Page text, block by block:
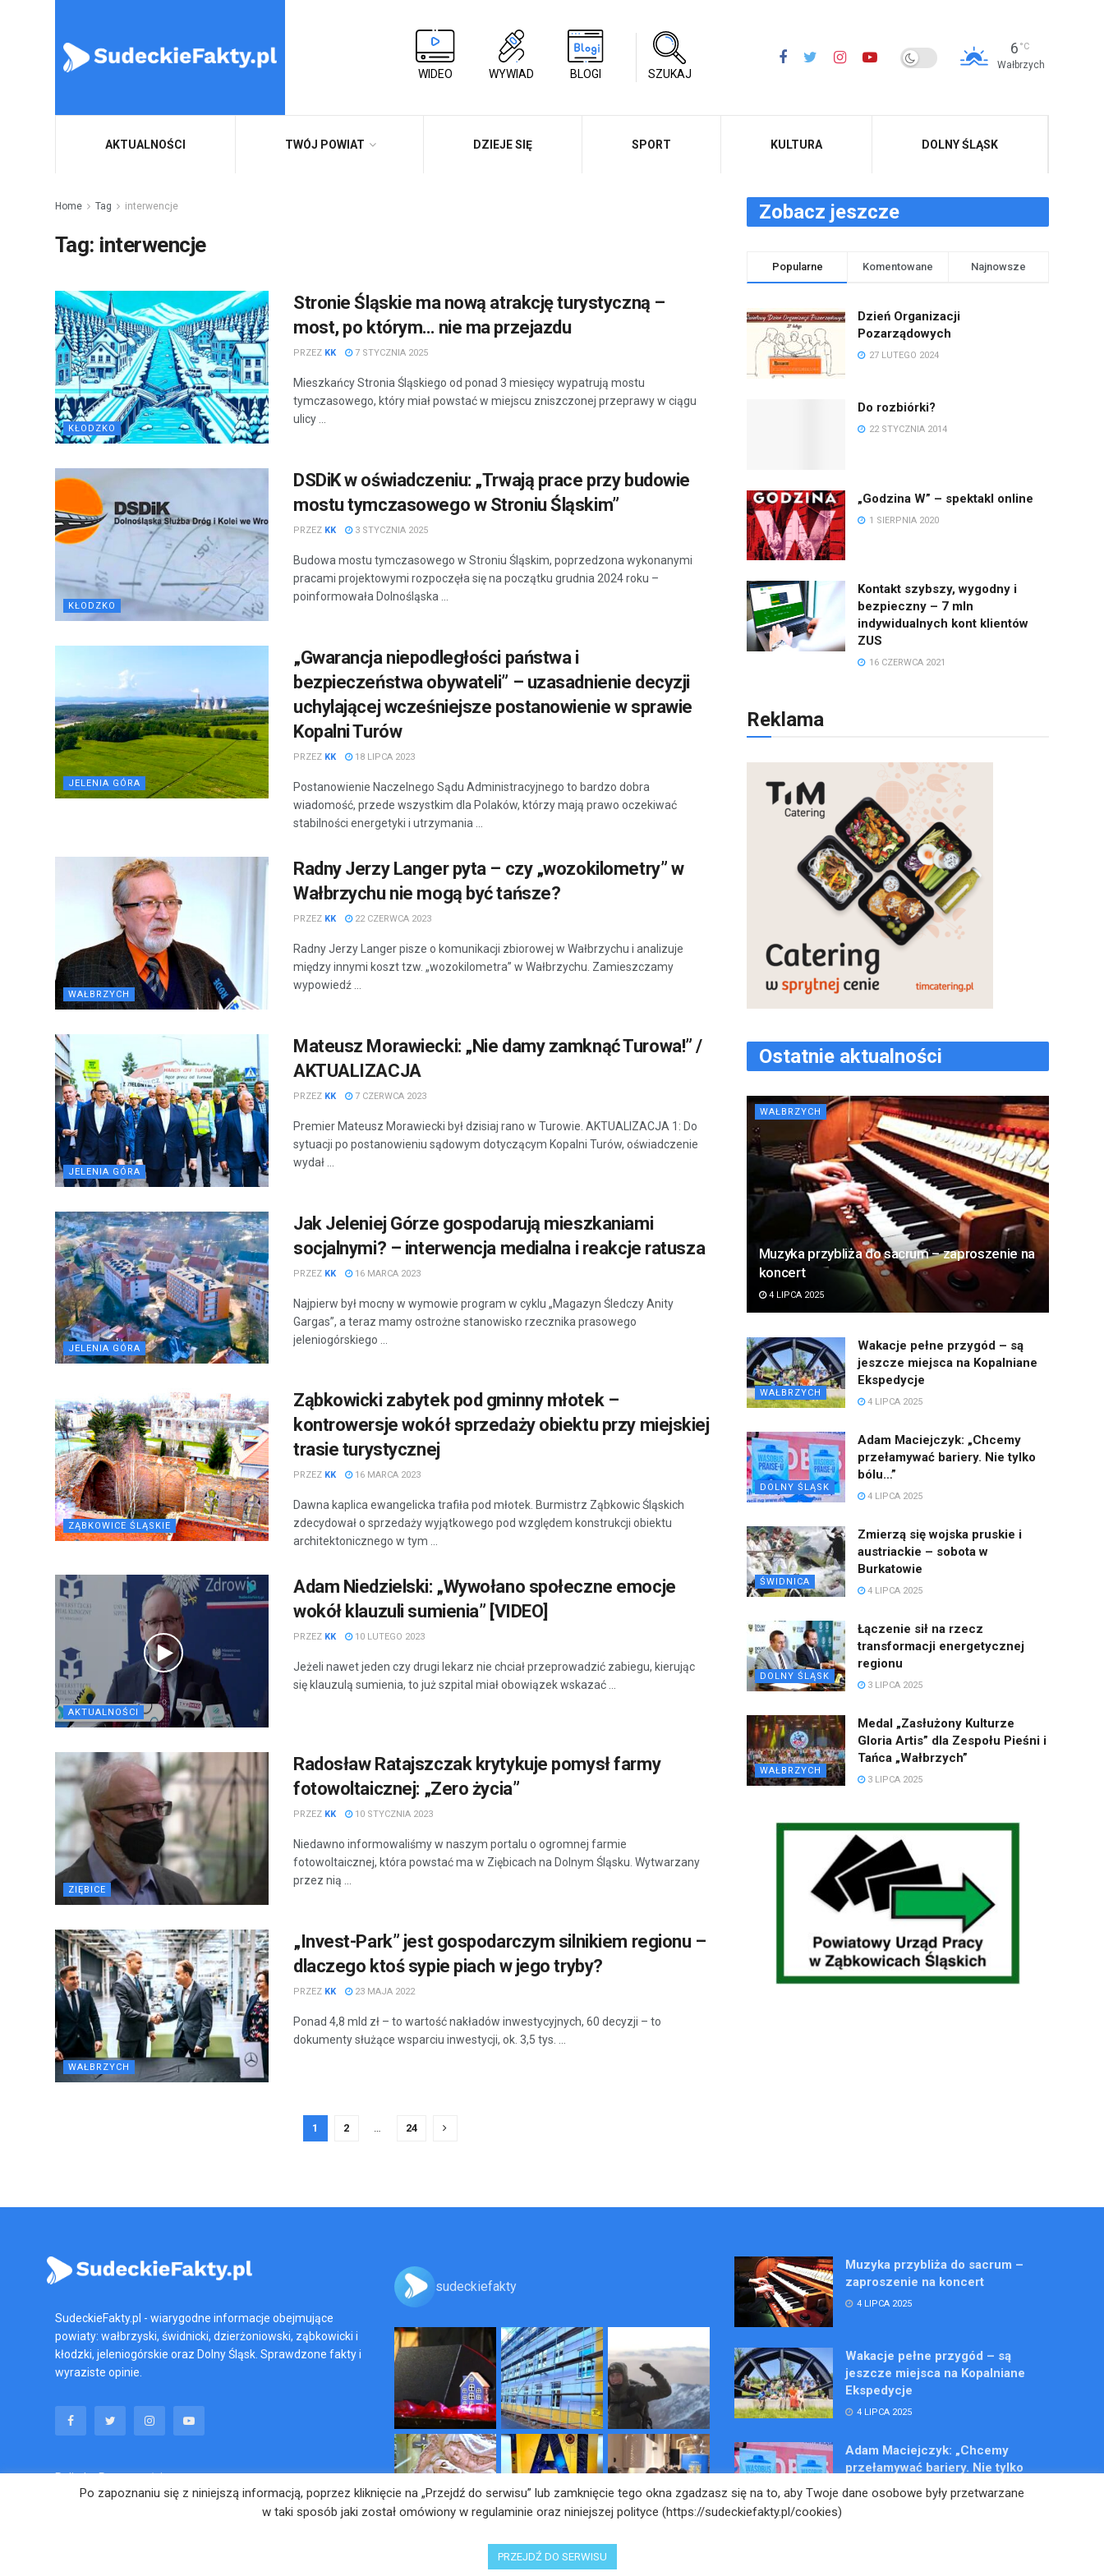
WIDEO WYWIAD BLOGI SZUKAJ
6 °C
Wałbrzych
AKTUALNOŚCI TWÓJ POWIAT DZIEJE SIĘ SPORT KULTURA DOLNY ŚLĄSK
Home Tag interwencje
Tag: interwencje
KŁODZKO
Stronie Śląskie ma nową atrakcję turystyczną –
most, po którym… nie ma przejazdu
PRZEZ KK 7 STYCZNIA 2025
Mieszkańcy Stronia Śląskiego od ponad 3 miesięcy wypatrują mostu
tymczasowego, który miał powstać w miejscu zniszczonej przeprawy w ciągu
ulicy ...
KŁODZKO
DSDiK w oświadczeniu: „Trwają prace przy budowie
mostu tymczasowego w Stroniu Śląskim”
PRZEZ KK 3 STYCZNIA 2025
Budowa mostu tymczasowego w Stroniu Śląskim, poprzedzona wykonanymi
pracami projektowymi rozpoczęła się na początku grudnia 2024 roku –
poinformowała Dolnośląska ...
JELENIA GÓRA
„Gwarancja niepodległości państwa i
bezpieczeństwa obywateli” – uzasadnienie decyzji
uchylającej wcześniejsze postanowienie w sprawie
Kopalni Turów
PRZEZ KK 18 LIPCA 2023
Postanowienie Naczelnego Sądu Administracyjnego to bardzo dobra
wiadomość, przede wszystkim dla Polaków, którzy mają prawo oczekiwać
stabilności energetyki i utrzymania ...
WAŁBRZYCH
Radny Jerzy Langer pyta – czy „wozokilometry” w
Wałbrzychu nie mogą być tańsze?
PRZEZ KK 22 CZERWCA 2023
Radny Jerzy Langer pisze o komunikacji zbiorowej w Wałbrzychu i analizuje
między innymi koszt tzw. „wozokilometra” w Wałbrzychu. Zamieszczamy
wypowiedź ...
JELENIA GÓRA
Mateusz Morawiecki: „Nie damy zamknąć Turowa!” /
AKTUALIZACJA
PRZEZ KK 7 CZERWCA 2023
Premier Mateusz Morawiecki był dzisiaj rano w Turowie. AKTUALIZACJA 1: Do
sytuacji po postanowieniu sądowym dotyczącym Kopalni Turów, oświadczenie
wydał ...
JELENIA GÓRA
Jak Jeleniej Górze gospodarują mieszkaniami
socjalnymi? – interwencja medialna i reakcje ratusza
PRZEZ KK 16 MARCA 2023
Najpierw był mocny w wymowie program w cyklu „Magazyn Śledczy Anity
Gargas”, a teraz mamy ostrożne stanowisko rzecznika prasowego
jeleniogórskiego ...
ZĄBKOWICE ŚLĄSKIE
Ząbkowicki zabytek pod gminny młotek –
kontrowersje wokół sprzedaży obiektu przy miejskiej
trasie turystycznej
PRZEZ KK 16 MARCA 2023
Dawna kaplica ewangelicka trafiła pod młotek. Burmistrz Ząbkowic Śląskich
zdecydował o sprzedaży wyjątkowego pod względem konstrukcji obiektu
architektonicznego w tym ...
AKTUALNOŚCI
Adam Niedzielski: „Wywołano społeczne emocje
wokół klauzuli sumienia” [VIDEO]
PRZEZ KK 10 LUTEGO 2023
Jeżeli nawet jeden czy drugi lekarz nie chciał przeprowadzić zabiegu, kierując
się klauzulą sumienia, to już szpital miał obowiązek wskazać ...
ZIĘBICE
Radosław Ratajszczak krytykuje pomysł farmy
fotowoltaicznej: „Zero życia”
PRZEZ KK 10 STYCZNIA 2023
Niedawno informowaliśmy w naszym portalu o ogromnej farmie
fotowoltaicznej, która powstać ma w Ziębicach na Dolnym Śląsku. Wytwarzany
przez nią ...
WAŁBRZYCH
„Invest-Park” jest gospodarczym silnikiem regionu –
dlaczego ktoś sypie piach w jego tryby?
PRZEZ KK 23 MAJA 2022
Ponad 4,8 mld zł – to wartość nakładów inwestycyjnych, 60 decyzji – to
dokumenty służące wsparciu inwestycji, ok. 3,5 tys. ...
1 2 … 24
Zobacz jeszcze
Popularne Komentowane Najnowsze
Dzień Organizacji
Pozarządowych
27 LUTEGO 2024
Do rozbiórki?
22 STYCZNIA 2014
„Godzina W” – spektakl online
1 SIERPNIA 2020
Kontakt szybszy, wygodny i
bezpieczny – 7 mln
indywidualnych kont klientów
ZUS
16 CZERWCA 2021
Reklama
Ostatnie aktualności
WAŁBRZYCH
Muzyka przybliża do sacrum – zaproszenie na
koncert
4 LIPCA 2025
WAŁBRZYCH
Wakacje pełne przygód – są
jeszcze miejsca na Kopalniane
Ekspedycje
4 LIPCA 2025
DOLNY ŚLĄSK
Adam Maciejczyk: „Chcemy
przełamywać bariery. Nie tylko
bólu…”
4 LIPCA 2025
ŚWIDNICA
Zmierzą się wojska pruskie i
austriackie – sobota w
Burkatowie
4 LIPCA 2025
DOLNY ŚLĄSK
Łączenie sił na rzecz
transformacji energetycznej
regionu
3 LIPCA 2025
WAŁBRZYCH
Medal „Zasłużony Kulturze
Gloria Artis” dla Zespołu Pieśni i
Tańca „Wałbrzych”
3 LIPCA 2025
SudeckieFakty.pl - wiarygodne informacje obejmujące
powiaty: wałbrzyski, świdnicki, dzierżoniowski, ząbkowicki i
kłodzki, jeleniogórskie oraz Dolny Śląsk. Sprawdzone fakty i
wyraziste opinie.
Polityka Prywatności
sudeckiefakty
Muzyka przybliża do sacrum –
zaproszenie na koncert
4 LIPCA 2025
Wakacje pełne przygód – są
jeszcze miejsca na Kopalniane
Ekspedycje
4 LIPCA 2025
Adam Maciejczyk: „Chcemy
przełamywać bariery. Nie tylko
bólu…”
Po zapoznaniu się z niniejszą informacją, poprzez kliknięcie na „Przejdź do serwisu” lub zamknięcie tego okna zgadzasz się na to, aby Twoje dane osobowe były przetwarzane
w taki sposób jaki został omówiony w regulaminie oraz niniejszej polityce (https://sudeckiefakty.pl/cookies)
PRZEJDŹ DO SERWISU